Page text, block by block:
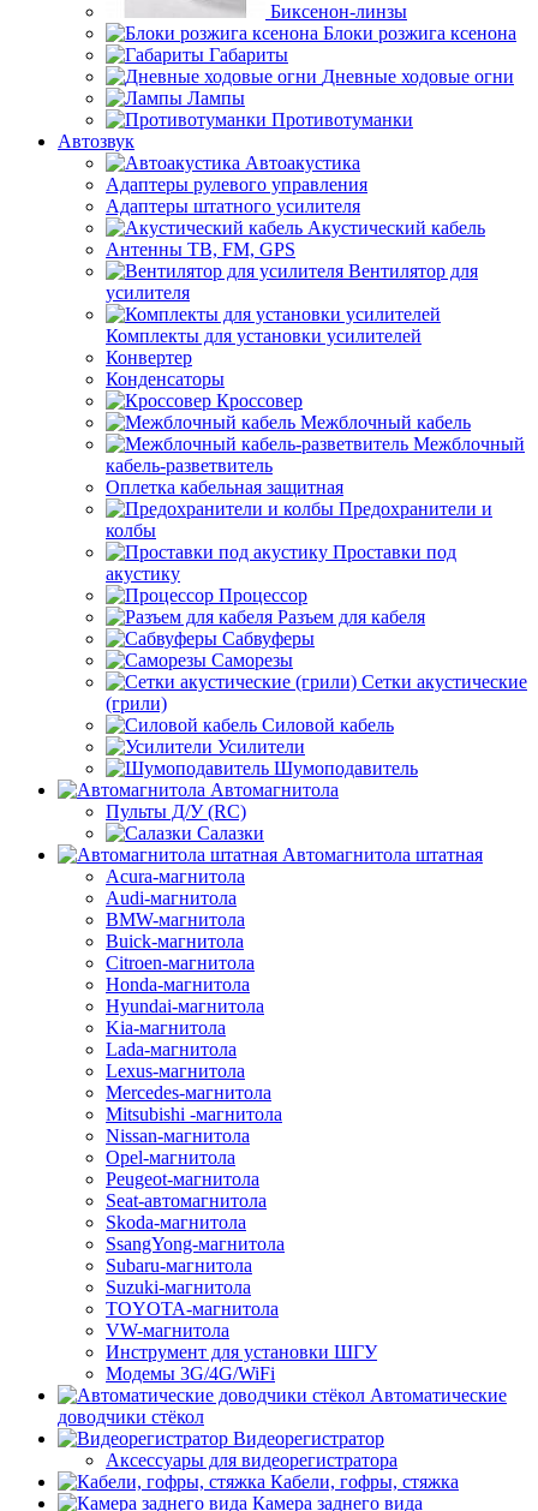
Биксенон-линзы
Блоки розжига ксенона
Габариты
Дневные ходовые огни
Лампы
Противотуманки
Автозвук
Автоакустика
Адаптеры рулевого управления
Адаптеры штатного усилителя
Акустический кабель
Антенны ТВ, FM, GPS
Вентилятор для
усилителя
Комплекты для установки усилителей
Конвертер
Конденсаторы
Кроссовер
Межблочный кабель
Межблочный
кабель-разветвитель
Оплетка кабельная защитная
Предохранители и
колбы
Проставки под
акустику
Процессор
Разъем для кабеля
Сабвуферы
Саморезы
Сетки акустические
(грили)
Силовой кабель
Усилители
Шумоподавитель
Автомагнитола
Пульты Д/У (RC)
Салазки
Автомагнитола штатная
Acura-магнитола
Audi-магнитола
BMW-магнитола
Buick-магнитола
Citroen-магнитола
Honda-магнитола
Hyundai-магнитола
Kia-магнитола
Lada-магнитола
Lexus-магнитола
Mercedes-магнитола
Mitsubishi -магнитола
Nissan-магнитола
Opel-магнитола
Peugeot-магнитола
Seat-автомагнитола
Skoda-магнитола
SsangYong-магнитола
Subaru-магнитола
Suzuki-магнитола
TOYOTA-магнитола
VW-магнитола
Инструмент для установки ШГУ
Модемы 3G/4G/WiFi
Автоматические
доводчики стёкол
Видеорегистратор
Аксессуары для видеорегистратора
Кабели, гофры, стяжка
Камера заднего вида